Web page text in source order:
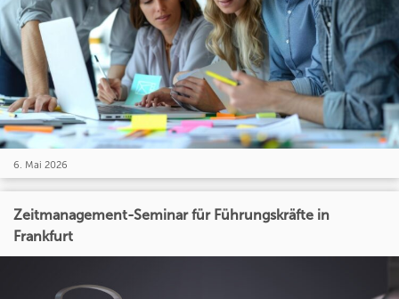
6. Mai 2026
Zeitmanagement-Seminar für Führungskräfte in
Frankfurt